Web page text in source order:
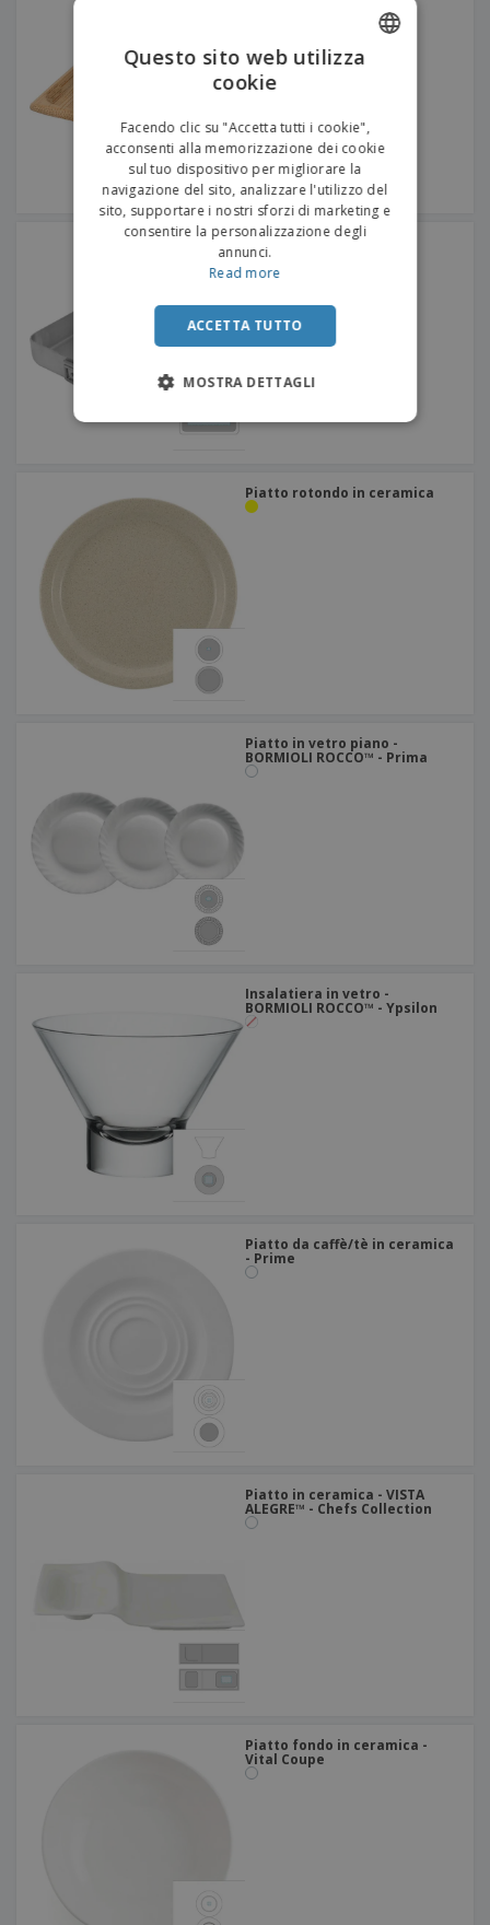
Vassoio in alluminio con
maniglie - Mestre
Piatto rotondo in ceramica
Piatto in vetro piano -
BORMIOLI ROCCO™ - Prima
Insalatiera in vetro -
BORMIOLI ROCCO™ - Ypsilon
Piatto da caffè/tè in ceramica
- Prime
Piatto in ceramica - VISTA
ALEGRE™ - Chefs Collection
Piatto fondo in ceramica -
Vital Coupe
Questo sito web utilizza
cookie
Facendo clic su "Accetta tutti i cookie",
acconsenti alla memorizzazione dei cookie
sul tuo dispositivo per migliorare la
navigazione del sito, analizzare l'utilizzo del
sito, supportare i nostri sforzi di marketing e
consentire la personalizzazione degli
annunci.
Read more
ACCETTA TUTTO
MOSTRA DETTAGLI